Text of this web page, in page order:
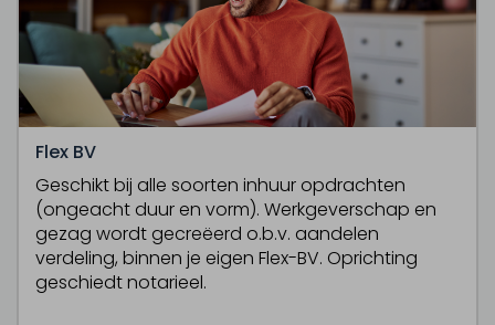
Flex BV
Geschikt bij alle soorten inhuur opdrachten
(ongeacht duur en vorm). Werkgeverschap en
gezag wordt gecreëerd o.b.v. aandelen
verdeling, binnen je eigen Flex-BV. Oprichting
geschiedt notarieel.